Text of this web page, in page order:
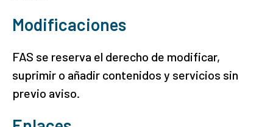
Modificaciones
FAS se reserva el derecho de modificar,
suprimir o añadir contenidos y servicios sin
previo aviso.